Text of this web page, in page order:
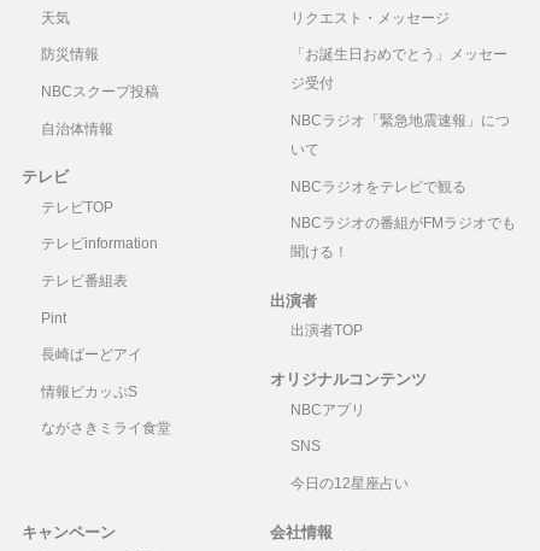
天気
防災情報
NBCスクープ投稿
自治体情報
テレビ
テレビTOP
テレビinformation
テレビ番組表
Pint
長崎ばーどアイ
情報ピカッぷS
ながさきミライ食堂
リクエスト・メッセージ
「お誕生日おめでとう」メッセー
ジ受付
NBCラジオ「緊急地震速報」につ
いて
NBCラジオをテレビで観る
NBCラジオの番組がFMラジオでも
聞ける！
出演者
出演者TOP
オリジナルコンテンツ
NBCアプリ
SNS
今日の12星座占い
キャンペーン 会社情報